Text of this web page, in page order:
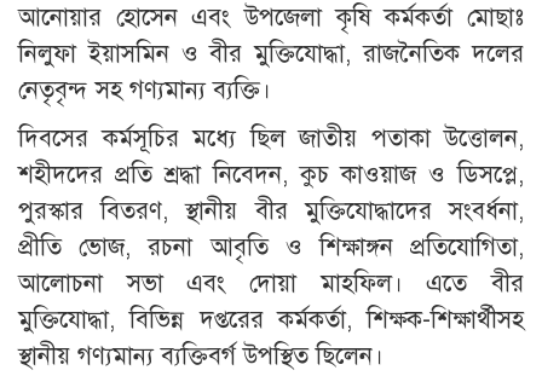
আনোয়ার হোসেন এবং উপজেলা কৃষি কর্মকর্তা মোছাঃ
নিলুফা ইয়াসমিন ও বীর মুক্তিযোদ্ধা, রাজনৈতিক দলের
নেতৃবৃন্দ সহ গণ্যমান্য ব্যক্তি।
দিবসের কর্মসূচির মধ্যে ছিল জাতীয় পতাকা উত্তোলন,
শহীদদের প্রতি শ্রদ্ধা নিবেদন, কুচ কাওয়াজ ও ডিসপ্লে,
পুরস্কার বিতরণ, স্থানীয় বীর মুক্তিযোদ্ধাদের সংবর্ধনা,
প্রীতি ভোজ, রচনা আবৃতি ও শিক্ষাঙ্গন প্রতিযোগিতা,
আলোচনা সভা এবং দোয়া মাহফিল। এতে বীর
মুক্তিযোদ্ধা, বিভিন্ন দপ্তরের কর্মকর্তা, শিক্ষক-শিক্ষার্থীসহ
স্থানীয় গণ্যমান্য ব্যক্তিবর্গ উপস্থিত ছিলেন।